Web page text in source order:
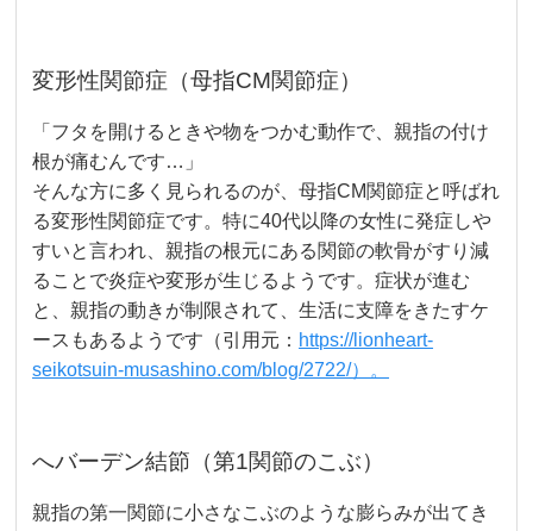
変形性関節症（母指CM関節症）
「フタを開けるときや物をつかむ動作で、親指の付け
根が痛むんです…」
そんな方に多く見られるのが、母指CM関節症と呼ばれ
る変形性関節症です。特に40代以降の女性に発症しや
すいと言われ、親指の根元にある関節の軟骨がすり減
ることで炎症や変形が生じるようです。症状が進む
と、親指の動きが制限されて、生活に支障をきたすケ
ースもあるようです（引用元： https://lionheart-
seikotsuin-musashino.com/blog/2722/）。
へバーデン結節（第1関節のこぶ）
親指の第一関節に小さなこぶのような膨らみが出てき